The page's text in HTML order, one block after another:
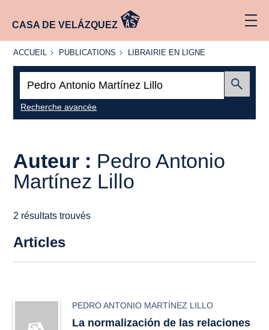
CASA DE VELÁZQUEZ
ACCUEIL
ACCUEIL PUBLICATIONS
PUBLICATIONS
LIBRAIRIE
LIBRAIRIE EN LIGNE
Recherche avancée
Auteur : Pedro Antonio
Martínez Lillo
2 résultats trouvés
Articles
PEDRO ANTONIO MARTÍNEZ LILLO
La normalización de las relaciones